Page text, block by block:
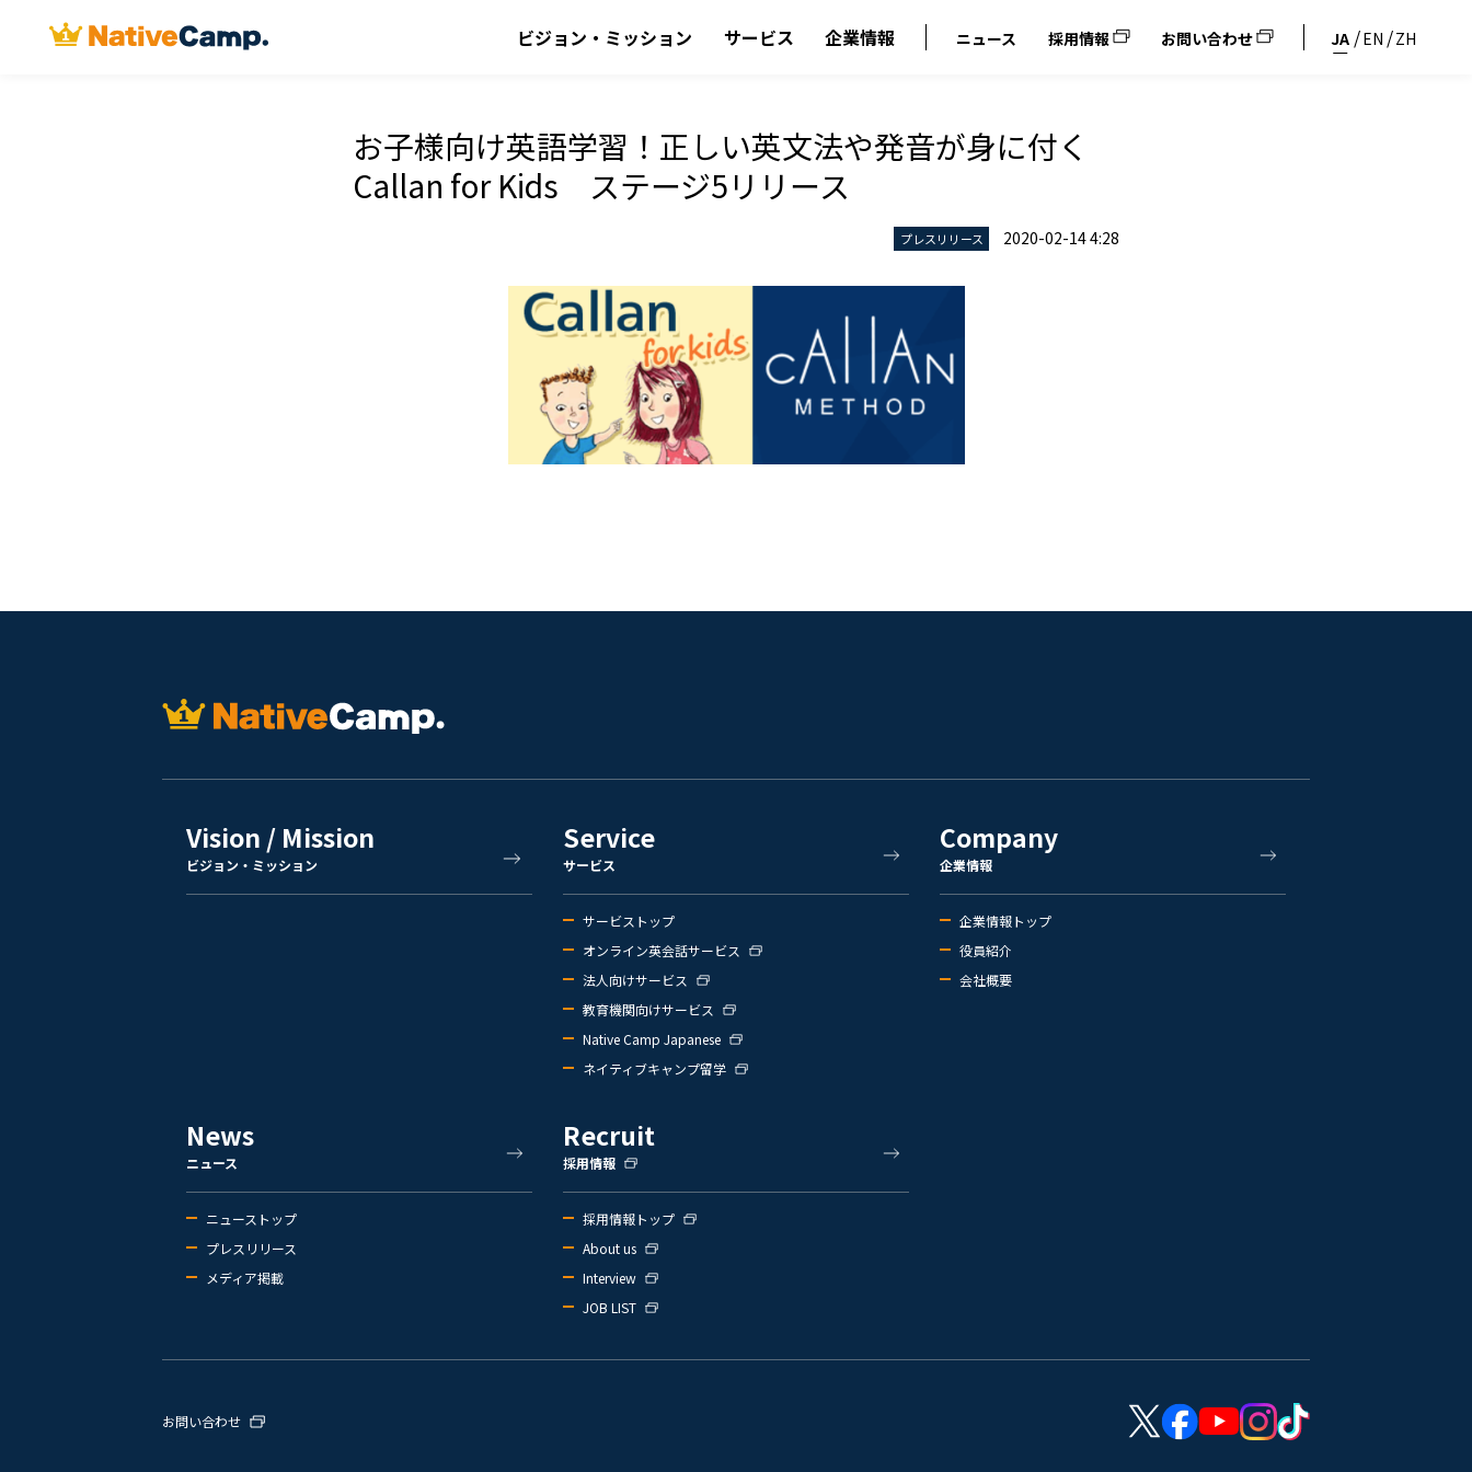
ビジョン・ミッション サービス 企業情報 ニュース 採用情報 お問い合わせ JA EN ZH
お子様向け英語学習！正しい英文法や発音が身に付く
Callan for Kids ステージ5リリース
プレスリリース 2020-02-14 4:28
Vision / Mission
ビジョン・ミッション
Service
サービス
サービストップ
オンライン英会話サービス
法人向けサービス
教育機関向けサービス
Native Camp Japanese
ネイティブキャンプ留学
Company
企業情報
企業情報トップ
役員紹介
会社概要
News
ニュース
ニューストップ
プレスリリース
メディア掲載
Recruit
採用情報
採用情報トップ
About us
Interview
JOB LIST
お問い合わせ